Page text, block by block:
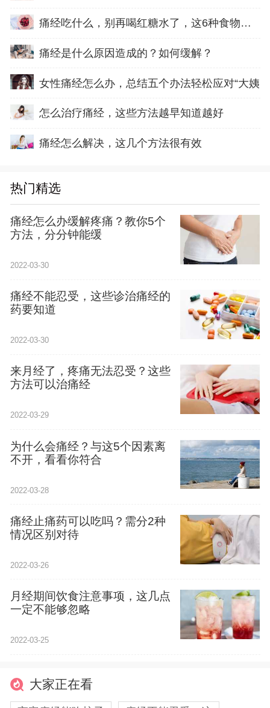
痛经吃什么，别再喝红糖水了，这6种食物帮你缓
痛经是什么原因造成的？如何缓解？
女性痛经怎么办，总结五个办法轻松应对“大姨
怎么治疗痛经，这些方法越早知道越好
痛经怎么解决，这几个方法很有效
热门精选
痛经怎么办缓解疼痛？教你5个
方法，分分钟能缓
2022-03-30
痛经不能忍受，这些诊治痛经的
药要知道
2022-03-30
来月经了，疼痛无法忍受？这些
方法可以治痛经
2022-03-29
为什么会痛经？与这5个因素离
不开，看看你符合
2022-03-28
痛经止痛药可以吃吗？需分2种
情况区别对待
2022-03-26
月经期间饮食注意事项，这几点
一定不能够忽略
2022-03-25
大家正在看